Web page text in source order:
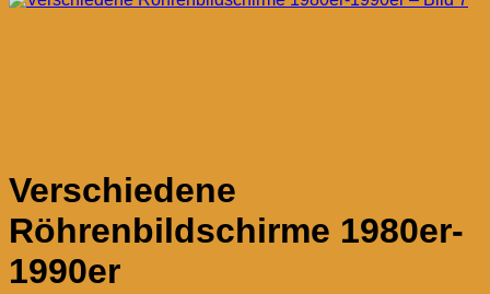
Verschiedene
Röhrenbildschirme 1980er-
1990er